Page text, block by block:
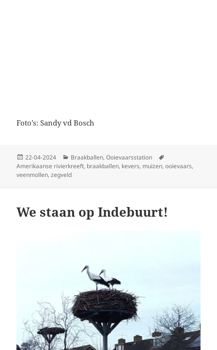
Foto’s: Sandy vd Bosch
Geplaatst
op
22-04-2024 Categorieën
Braakballen,Ooievaarsstation
Amerikaanse rivierkreeft, braakballen, kevers, muizen,ooievaars,
veenmollen,zegveld
We staan op Indebuurt!